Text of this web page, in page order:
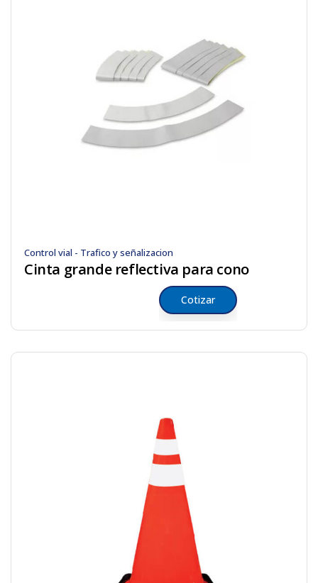
Control vial - Trafico y señalizacion
Cinta grande reflectiva para cono
Cotizar